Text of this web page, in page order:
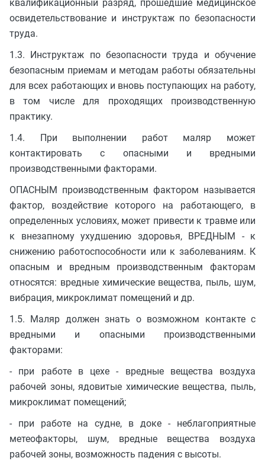
квалификационный разряд, прошедшие медицинское
освидетельствование и инструктаж по безопасности
труда.
1.3. Инструктаж по безопасности труда и обучение
безопасным приемам и методам работы обязательны
для всех работающих и вновь поступающих на работу,
в том числе для проходящих производственную
практику.
1.4. При выполнении работ маляр может
контактировать с опасными и вредными
производственными факторами.
ОПАСНЫМ производственным фактором называется
фактор, воздействие которого на работающего, в
определенных условиях, может привести к травме или
к внезапному ухудшению здоровья, ВРЕДНЫМ - к
снижению работоспособности или к заболеваниям. К
опасным и вредным производственным факторам
относятся: вредные химические вещества, пыль, шум,
вибрация, микроклимат помещений и др.
1.5. Маляр должен знать о возможном контакте с
вредными и опасными производственными
факторами:
- при работе в цехе - вредные вещества воздуха
рабочей зоны, ядовитые химические вещества, пыль,
микроклимат помещений;
- при работе на судне, в доке - неблагоприятные
метеофакторы, шум, вредные вещества воздуха
рабочей зоны, возможность падения с высоты.